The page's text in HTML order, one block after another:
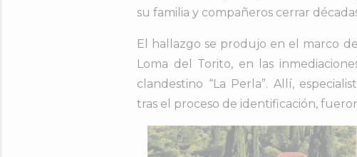
su familia y compañeros cerrar
El hallazgo se produjo en el marco
Loma del Torito, en las
clandestino “La Perla”. Allí,
tras el proceso de identificación,